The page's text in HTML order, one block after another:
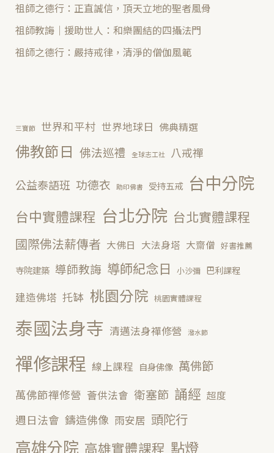
祖師之德行：正直誠信，頂天立地的聖者風骨
祖師教誨｜援助世人：和樂團結的四攝法門
祖師之德行：嚴持戒律，清淨的僧伽風範
三寶節 世界和平村 世界地球日 佛典精選
佛教節日 佛法巡禮 全球志工社 八戒禪
公益泰語班 功德衣 助印佛書 受持五戒 台中分院
台中實體課程 台北分院 台北實體課程
國際佛法薪傳者 大佛日 大法身塔 大齋僧 好書推薦
寺院建築 導師教誨 導師紀念日 小沙彌 巴利課程
建造佛塔 托缽 桃園分院 桃園實體課程
泰國法身寺 清邁法身禪修營 潑水節
禪修課程 線上課程 自身佛像 萬佛節
萬佛節禪修營 薈供法會 衛塞節 誦經 超度
週日法會 鑄造佛像 雨安居 頭陀行
高雄分院 高雄實體課程 點燈